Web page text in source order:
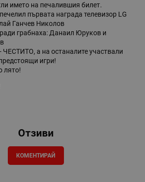
името на печалившия билет.
първата награда телевизор LG
Ганчев Николов
грабнаха: Данаил Юруков и
ЧЕСТИТО, а на останалите участвали
игри!
лято!
Отзиви
КОМЕНТИРАЙ